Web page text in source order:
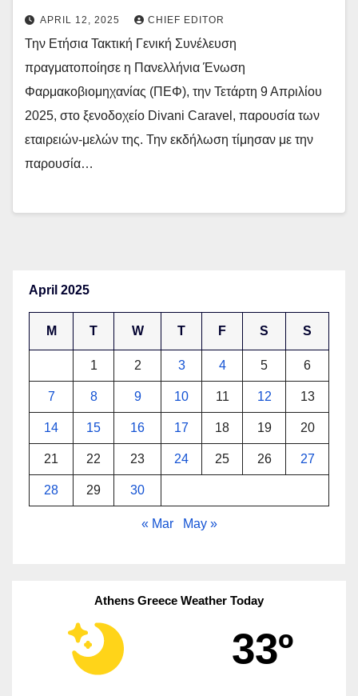
APRIL 12, 2025 CHIEF EDITOR
Την Ετήσια Τακτική Γενική Συνέλευση
πραγματοποίησε η Πανελλήνια Ένωση
Φαρμακοβιομηχανίας (ΠΕΦ), την Τετάρτη 9 Απριλίου
2025, στο ξενοδοχείο Divani Caravel, παρουσία των
εταιρειών-μελών της. Την εκδήλωση τίμησαν με την
παρουσία…
April 2025
M T W T F S S
1 2 3 4 5 6
7 8 9 10 11 12 13
14 15 16 17 18 19 20
21 22 23 24 25 26 27
28 29 30
« Mar May »
Athens Greece Weather Today
33º